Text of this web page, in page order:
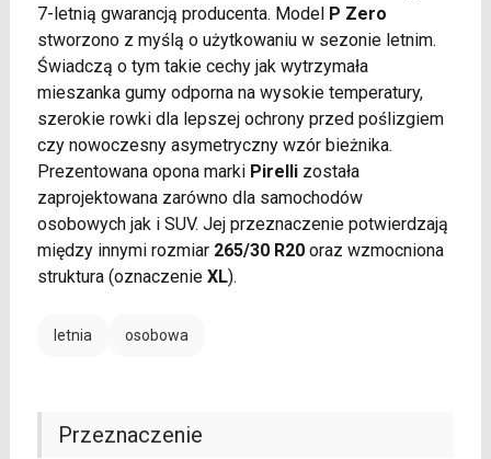
7-letnią gwarancją producenta. Model P Zero
stworzono z myślą o użytkowaniu w sezonie letnim.
Świadczą o tym takie cechy jak wytrzymała
mieszanka gumy odporna na wysokie temperatury,
szerokie rowki dla lepszej ochrony przed poślizgiem
czy nowoczesny asymetryczny wzór bieżnika.
Prezentowana opona marki Pirellizostała
zaprojektowana zarówno dla samochodów
osobowych jak i SUV. Jej przeznaczenie potwierdzają
między innymi rozmiar 265/30 R20oraz wzmocniona
struktura (oznaczenie XL).
letnia osobowa
Przeznaczenie